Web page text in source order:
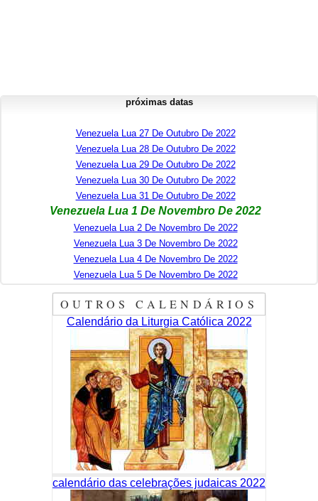
próximas datas
Venezuela Lua 27 De Outubro De 2022
Venezuela Lua 28 De Outubro De 2022
Venezuela Lua 29 De Outubro De 2022
Venezuela Lua 30 De Outubro De 2022
Venezuela Lua 31 De Outubro De 2022
Venezuela Lua 1 De Novembro De 2022
Venezuela Lua 2 De Novembro De 2022
Venezuela Lua 3 De Novembro De 2022
Venezuela Lua 4 De Novembro De 2022
Venezuela Lua 5 De Novembro De 2022
OUTROS CALENDÁRIOS
Calendário da Liturgia Católica 2022
calendário das celebrações judaicas 2022